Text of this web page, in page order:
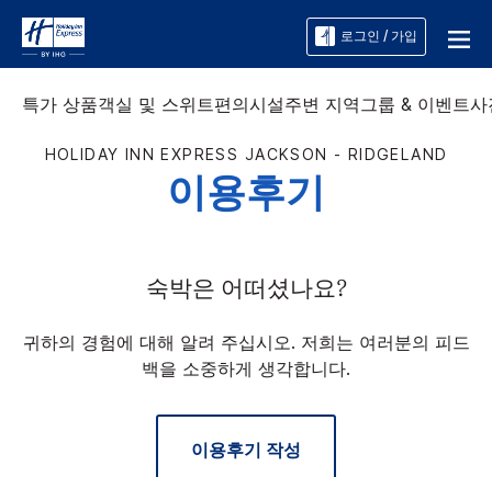
로그인 / 가입
특가 상품객실 및 스위트편의시설주변 지역그룹 & 이벤트사
HOLIDAY INN EXPRESS JACKSON - RIDGELAND
이용후기
숙박은 어떠셨나요?
귀하의 경험에 대해 알려 주십시오. 저희는 여러분의 피드
백을 소중하게 생각합니다.
이용후기 작성